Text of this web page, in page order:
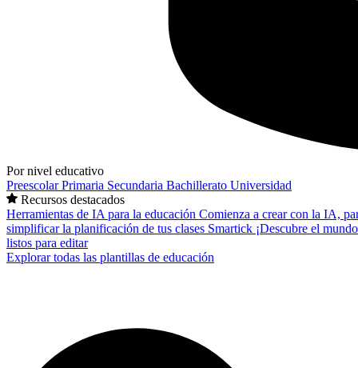
Por nivel educativo
PreescolarPrimaria Secundaria Bachillerato Universidad
Recursos destacados
Herramientas de IA para la educación Comienza a crear con la IA,
simplificar la planificación de tus clases Smartick ¡Descubre el
listos para editar
Explorar todas las plantillas de educación